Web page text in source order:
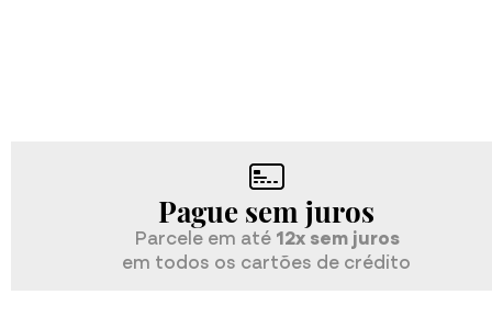
Pague sem juros
Parcele em até 12x sem juros
em todos os cartões de crédito